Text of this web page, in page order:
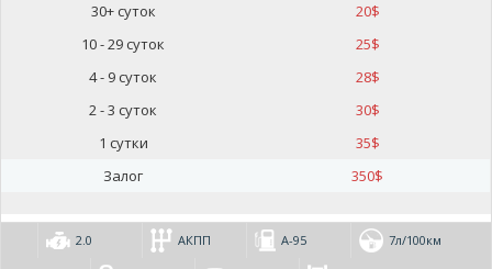
30+ суток
20$
10 - 29 суток
25$
4 - 9 суток
28$
2 - 3 суток
30$
1 сутки
35$
Залог
350$
2.0 АКПП А-95 7л/100км